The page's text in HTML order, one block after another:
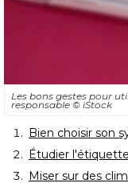
Les bons gestes pour
responsable © iStock
Bien choisir son
Étudier
Miser sur des